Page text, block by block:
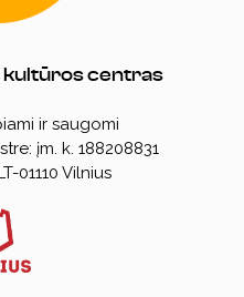
kultūros centras
ir saugomi
įm. k. 188208831
01110 Vilnius